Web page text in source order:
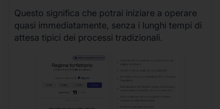
Questo significa che potrai iniziare a operare
quasi immediatamente, senza i lunghi tempi di
attesa tipici dei processi tradizionali.